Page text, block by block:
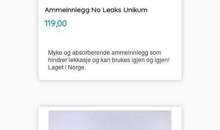
Ammeinnlegg No Leaks Unikum
Pris
119,00inkl.
mva.
Myke og absorberende ammeinnlegg som
hindrer lekkasje og kan brukes igjen og igjen!
Laget i Norge.